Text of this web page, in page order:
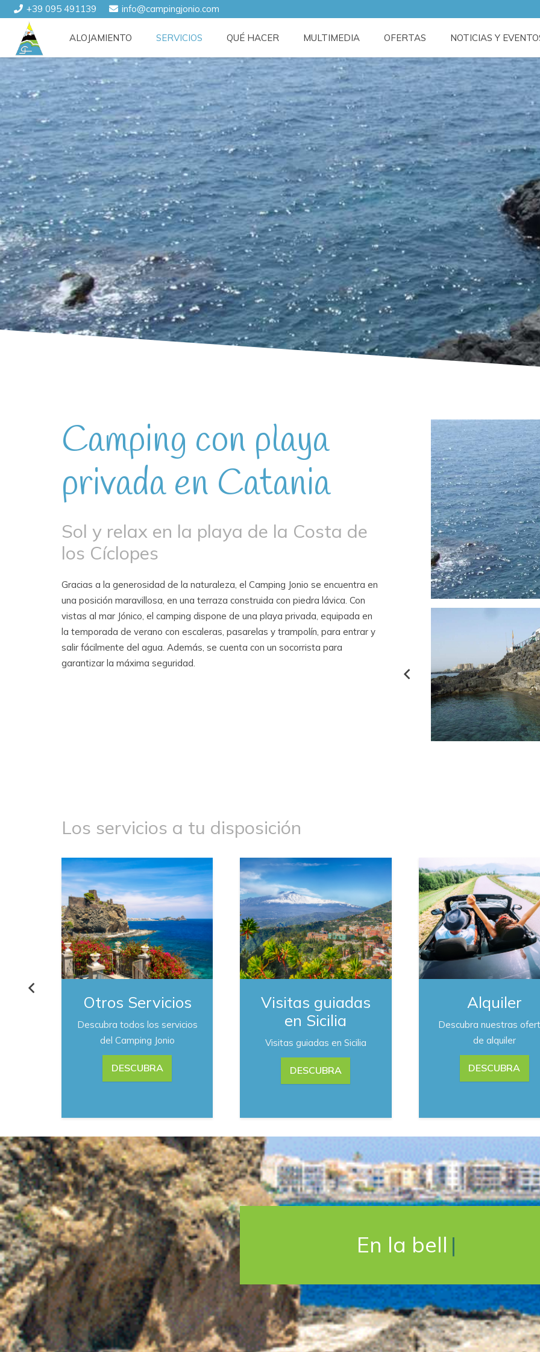
+39 095 491139 info@campingjonio.com
ALOJAMIENTO SERVICIOS QUÉ HACER MULTIMEDIA OFERTAS NOTICIAS Y
Camping con playa
privada en Catania
Sol y relax en la playa de la Costa de
los Cíclopes
Gracias a la generosidad de la naturaleza, el Camping Jonio se encuentra en
una posición maravillosa, en una terraza construida con piedra lávica. Con
vistas al mar Jónico, el camping dispone de una playa privada, equipada en
la temporada de verano con escaleras, pasarelas y trampolín, para entrar y
salir fácilmente del agua. Además, se cuenta con un socorrista para
garantizar la máxima seguridad.
Los servicios a tu disposición
Otros Servicios
Descubra todos los servicios
del Camping Jonio
DESCUBRA
Visitas guiadas
en Sicilia
Visitas guiadas en Sicilia
DESCUBRA
Alquiler
Descubra nuestras
de alquiler
DESCUBRA
En la bella Catania